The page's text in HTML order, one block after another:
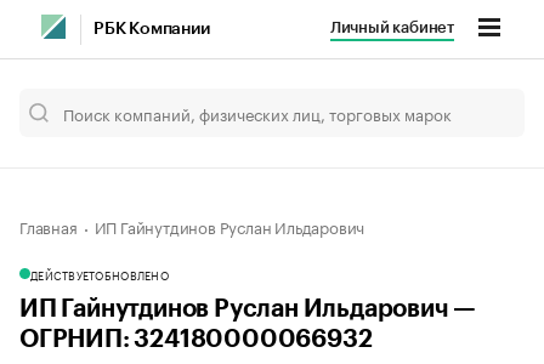
РБК Компании Личный кабинет
Главная ИП Гайнутдинов Руслан Ильдарович
ДЕЙСТВУЕТОБНОВЛЕНО
ИП Гайнутдинов Руслан Ильдарович —
ОГРНИП: 324180000066932